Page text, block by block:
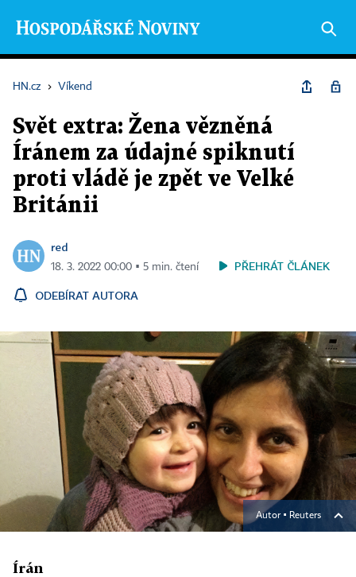
HN.cz › Víkend
Svět extra: Žena vězněná
Íránem za údajné spiknutí
proti vládě je zpět ve Velké
Británii
red
18. 3. 2022 00:00 ▪ 5 min. čtení PŘEHRÁT ČLÁNEK
ODEBÍRAT AUTORA
Autor ▪ Reuters
Írán